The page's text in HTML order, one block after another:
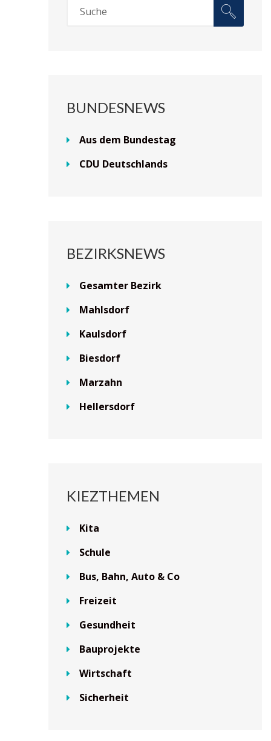
BUNDESNEWS
Aus dem Bundestag
CDU Deutschlands
BEZIRKSNEWS
Gesamter Bezirk
Mahlsdorf
Kaulsdorf
Biesdorf
Marzahn
Hellersdorf
KIEZTHEMEN
Kita
Schule
Bus, Bahn, Auto & Co
Freizeit
Gesundheit
Bauprojekte
Wirtschaft
Sicherheit